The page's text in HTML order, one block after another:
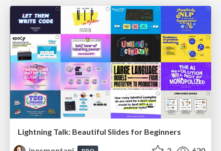
Lightning Talk: Beautiful Slides for Beginners